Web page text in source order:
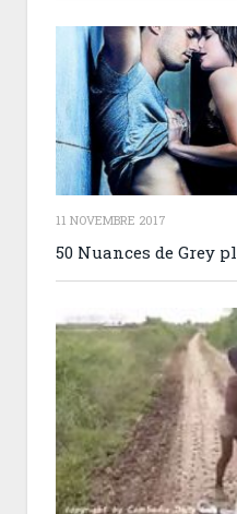
11 NOVEMBRE 2017
50 Nuances de Grey